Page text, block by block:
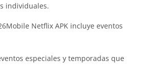
individuales.
Netflix APK incluye eventos
especiales y temporadas que